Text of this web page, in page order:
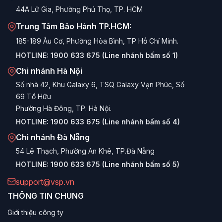
gàng trong case.
Ưu điểm nổi bật của MEGAMAX Series
Hiệu suất 80 Plus Bronze:
Đạt hiệu suất chuyển đổi
năng lượng >85% ở mức tải 50%, giúp tiết kiệm tiền
điện đáng kể so với nguồn thường.
Hoạt động êm ái:Trang bị quạt làm mát 120mm với
trục Hydraulic Bearing, tự động điều chỉnh tốc độ quay
theo nhiệt độ, đảm bảo nguồn luôn mát mà không gây
ồn.
Công suất thực (True Power):
suất thực trên nhãn, giúp người dùng an tâm khi lựa
chọn cho các cấu hình ngốn điện.
Tương thích rộng rãi:
ATX, CPU 8-pin, PCIe 6+2 pin, SATA theo chuẩn mới
nhất, hỗ trợ tốt cho các mainboard và card đồ họa hiện
44A Lữ Gia, Phường Phú Thọ, TP. HCM
Trung Tâm Bảo Hành TP.HCM:
185-189 Âu Cơ, Phường Hòa Bình, TP Hồ Chí Minh.
HOTLINE: 1900 633 675 (Line nhánh bấm số 1)
Chi nhánh Hà Nội
Số nhà 42, Khu Galaxy 6, TSQ Galaxy Vạn Phúc, Số
69 Tố Hữu
Phường Hà Đông, TP. Hà Nội.
HOTLINE: 1900 633 675 (Line nhánh bấm số 4)
Chi nhánh Đà Nẵng
54 Lê Thạch, Phường An Khê, TP.Đà Nẵng
HOTLINE: 1900 633 675 (Line nhánh bấm số 5)
support@vsp.vn
THÔNG TIN CHUNG
Giới thiệu công ty